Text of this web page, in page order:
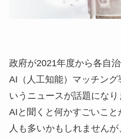
政府が2021年度から各自
AI（人工知能）マッチング
いうニュースが話題になり
AIと聞くと何かすごいこと
人も多いかもしれません